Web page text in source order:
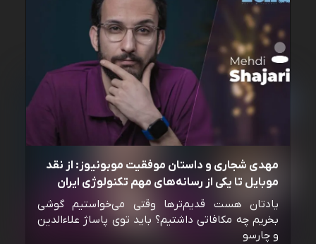
مهدی شجاری و داستان موفقیت موبونیوز: از نقد
موبایل تا یکی از رسانه‌‌های مهم تکنولوژی ایران
یادتان هست قدیم‌ترها وقتی می‌خواستیم گوشی
بخریم چه مکافاتی داشتیم؟ باید توی پاساژ علاءالدین
و چارسو